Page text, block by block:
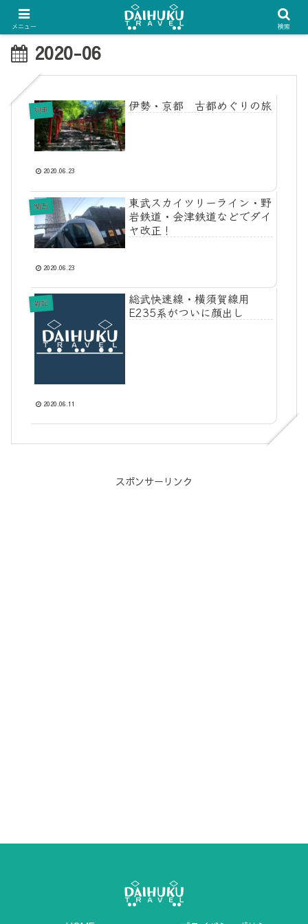
2020-06
列車 伊勢・京都 古都めぐりの旅
2020.06.23
関西
東武スカイツリーライン・野
岩鉄道・会津鉄道などでダイ
ヤ改正！
2020.06.23
雑記
総武快速線・横須賀線用
E235系がついに顔出し
2020.06.11
スポンサーリンク
メニュー 検索